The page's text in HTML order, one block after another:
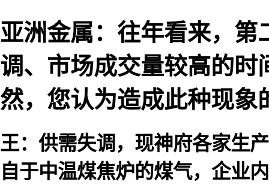
亚洲金属：往年看来，第
调、市场成交量较高的时
然，您认为造成此种现象
王：供需失调，现神府各家生
自于中温煤焦炉的煤气，企业